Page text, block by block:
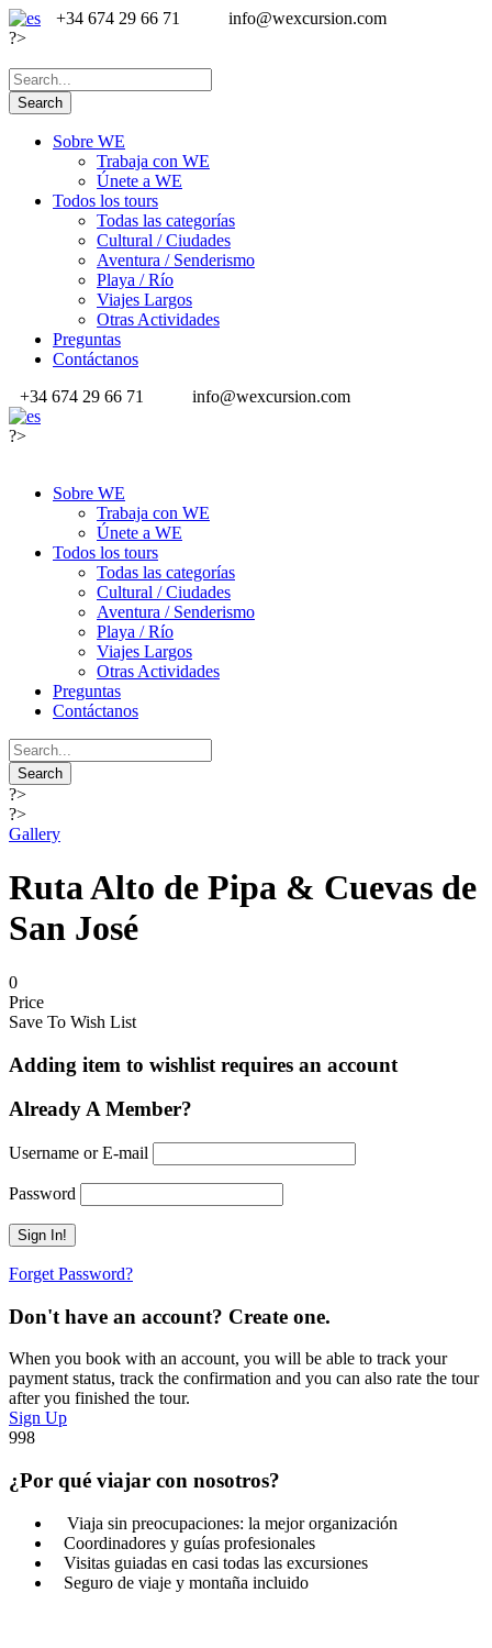
+34 674 29 66 71
info@wexcursion.com
?>
Sobre WE
Trabaja con WE
Únete a WE
Todos los tours
Todas las categorías
Cultural / Ciudades
Aventura / Senderismo
Playa / Río
Viajes Largos
Otras Actividades
Preguntas
Contáctanos
+34 674 29 66 71
info@wexcursion.com
?>
Sobre WE
Trabaja con WE
Únete a WE
Todos los tours
Todas las categorías
Cultural / Ciudades
Aventura / Senderismo
Playa / Río
Viajes Largos
Otras Actividades
Preguntas
Contáctanos
?>
?>
Gallery
Ruta Alto de Pipa & Cuevas de
San José
0
Price
Save To Wish List
Adding item to wishlist requires an account
Already A Member?
Username or E-mail
Password
Forget Password?
Don't have an account? Create one.
When you book with an account, you will be able to track your
payment status, track the confirmation and you can also rate the tour
after you finished the tour.
Sign Up
998
¿Por qué viajar con nosotros?
Viaja sin preocupaciones: la mejor organización
Coordinadores y guías profesionales
Visitas guiadas en casi todas las excursiones
Seguro de viaje y montaña incluido